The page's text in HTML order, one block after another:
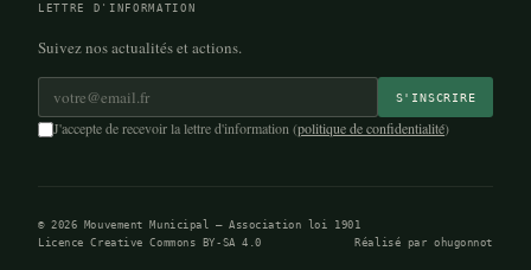
LETTRE D'INFORMATION
Suivez nos actualités et actions.
Adresse e-mail * S'INSCRIRE
J'accepte de recevoir la lettre d'information (politique de confidentialité)
© 2026 Mouvement Municipal — Association loi 1901
Licence Creative Commons BY-SA 4.0
Réalisé par ohugonnot